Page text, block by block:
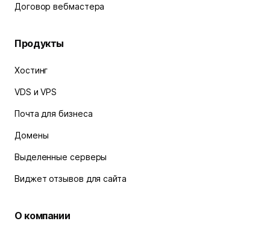
Договор вебмастера
Продукты
Хостинг
VDS и VPS
Почта для бизнеса
Домены
Выделенные серверы
Виджет отзывов для сайта
О компании